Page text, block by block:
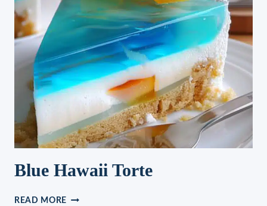
NIE
WIEDER
ANDERS
ZUBEREITEN,
RAHMKUCHEN_DER_IMMER_GELINGT
🥮!
Blue Hawaii Torte
READ MORE BLUE